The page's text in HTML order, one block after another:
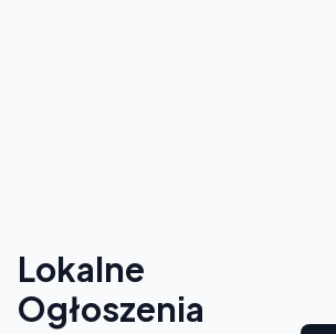
Lokalne
Ogłoszenia